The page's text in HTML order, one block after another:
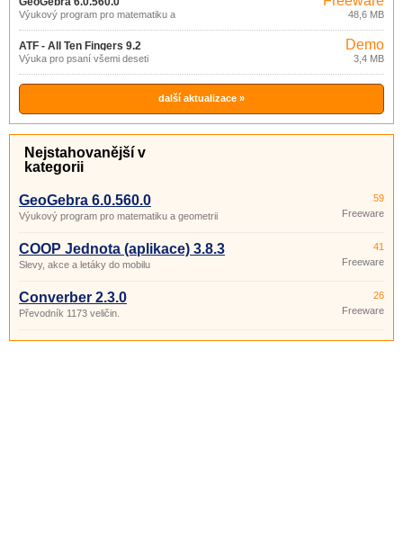
Výukový program pro matematiku a
48,6 MB
ATF - All Ten Fingers 9.2
Výuka pro psaní všemi deseti
Demo
3,4 MB
další aktualizace »
Nejstahovanější v
kategorii
GeoGebra 6.0.560.0
Výukový program pro matematiku a geometrii
59
Freeware
COOP Jednota (aplikace) 3.8.3
Slevy, akce a letáky do mobilu
41
Freeware
Converber 2.3.0
Převodník 1173 veličin.
26
Freeware